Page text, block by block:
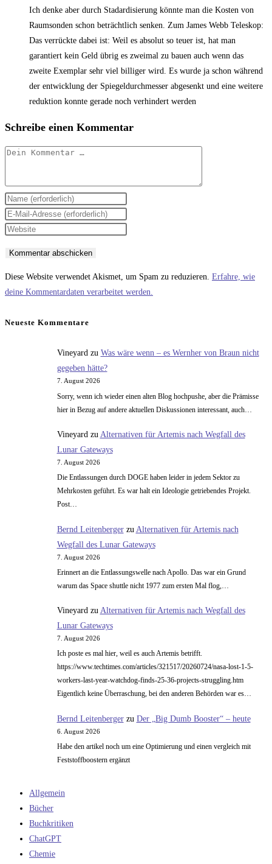
Ich denke aber durch Stadardisierung könnte man die Kosten von
Raumsonden schon beträchtlich senken. Zum James Webb Teleskop:
Das verrückte dabei ist: Weil es absolut so teuer ist, hat man
garantiert kein Geld übrig es zweimal zu bauen auch wenn das
zweite Exemplar sehr viel billiger wird. Es wurde ja schon während
der entwicklung der Spiegeldurchmesser abgesenkt und eine weitere
reduktion konnte gerade noch verhindert werden
Schreibe einen Kommentar
Kommentar
Gib
deinen
Namen
zum
Kommentieren
Gib
deine
Adresse
zum
ein
Gib
URL
ein
Diese Website verwendet Akismet, um Spam zu reduzieren. Erfahre, wie
deine Kommentardaten verarbeitet werden.
Neueste Kommentare
Vineyardzu Was wäre wenn – es Wernher von Braun nicht
gegeben hätte?
7. August 2026
Sorry, wenn ich wieder einen alten Blog hochpushe, aber die Prämisse
hier in Bezug auf andere aktuellen Diskussionen interessant, auch…
Vineyard zu Alternativen für Artemis nach Wegfall des
Lunar Gateways
7. August 2026
Die Entlassungen durch DOGE haben leider in jedem Sektor zu
Mehrkosten geführt. Es war halt ein Ideologie getriebendes Projekt.
Post…
Bernd Leitenbergerzu Alternativen für Artemis nach
Wegfall des Lunar Gateways
7. August 2026
Erinnert an die Entlassungswelle nach Apollo. Das war ein Grund
warum das Space shuttle nicht 1977 zum ersten Mal flog,…
Vineyardzu Alternativen für Artemis nach Wegfall des
Lunar Gateways
7. August 2026
Ich poste es mal hier, weil es auch Artemis betrifft.
https://www.techtimes.com/articles/321517/20260724/nasa-lost-1-5-
workers-last-year-watchdog-finds-25-36-projects-struggling.htm
Eigentlich keine Überraschung, bei den anderen Behörden war es…
Bernd Leitenbergerzu Der „Big Dumb Booster“ – heute
6. August 2026
Habe den artikel noch um eine Optimierung und einen vergleich mit
Feststoffboostern ergänzt
Allgemein
Bücher
Buchkritiken
ChatGPT
Chemie